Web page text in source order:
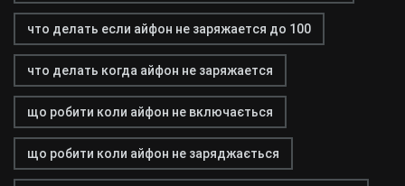
что делать если айфон не заряжается до 100
что делать когда айфон не заряжается
що робити коли айфон не включається
що робити коли айфон не заряджається